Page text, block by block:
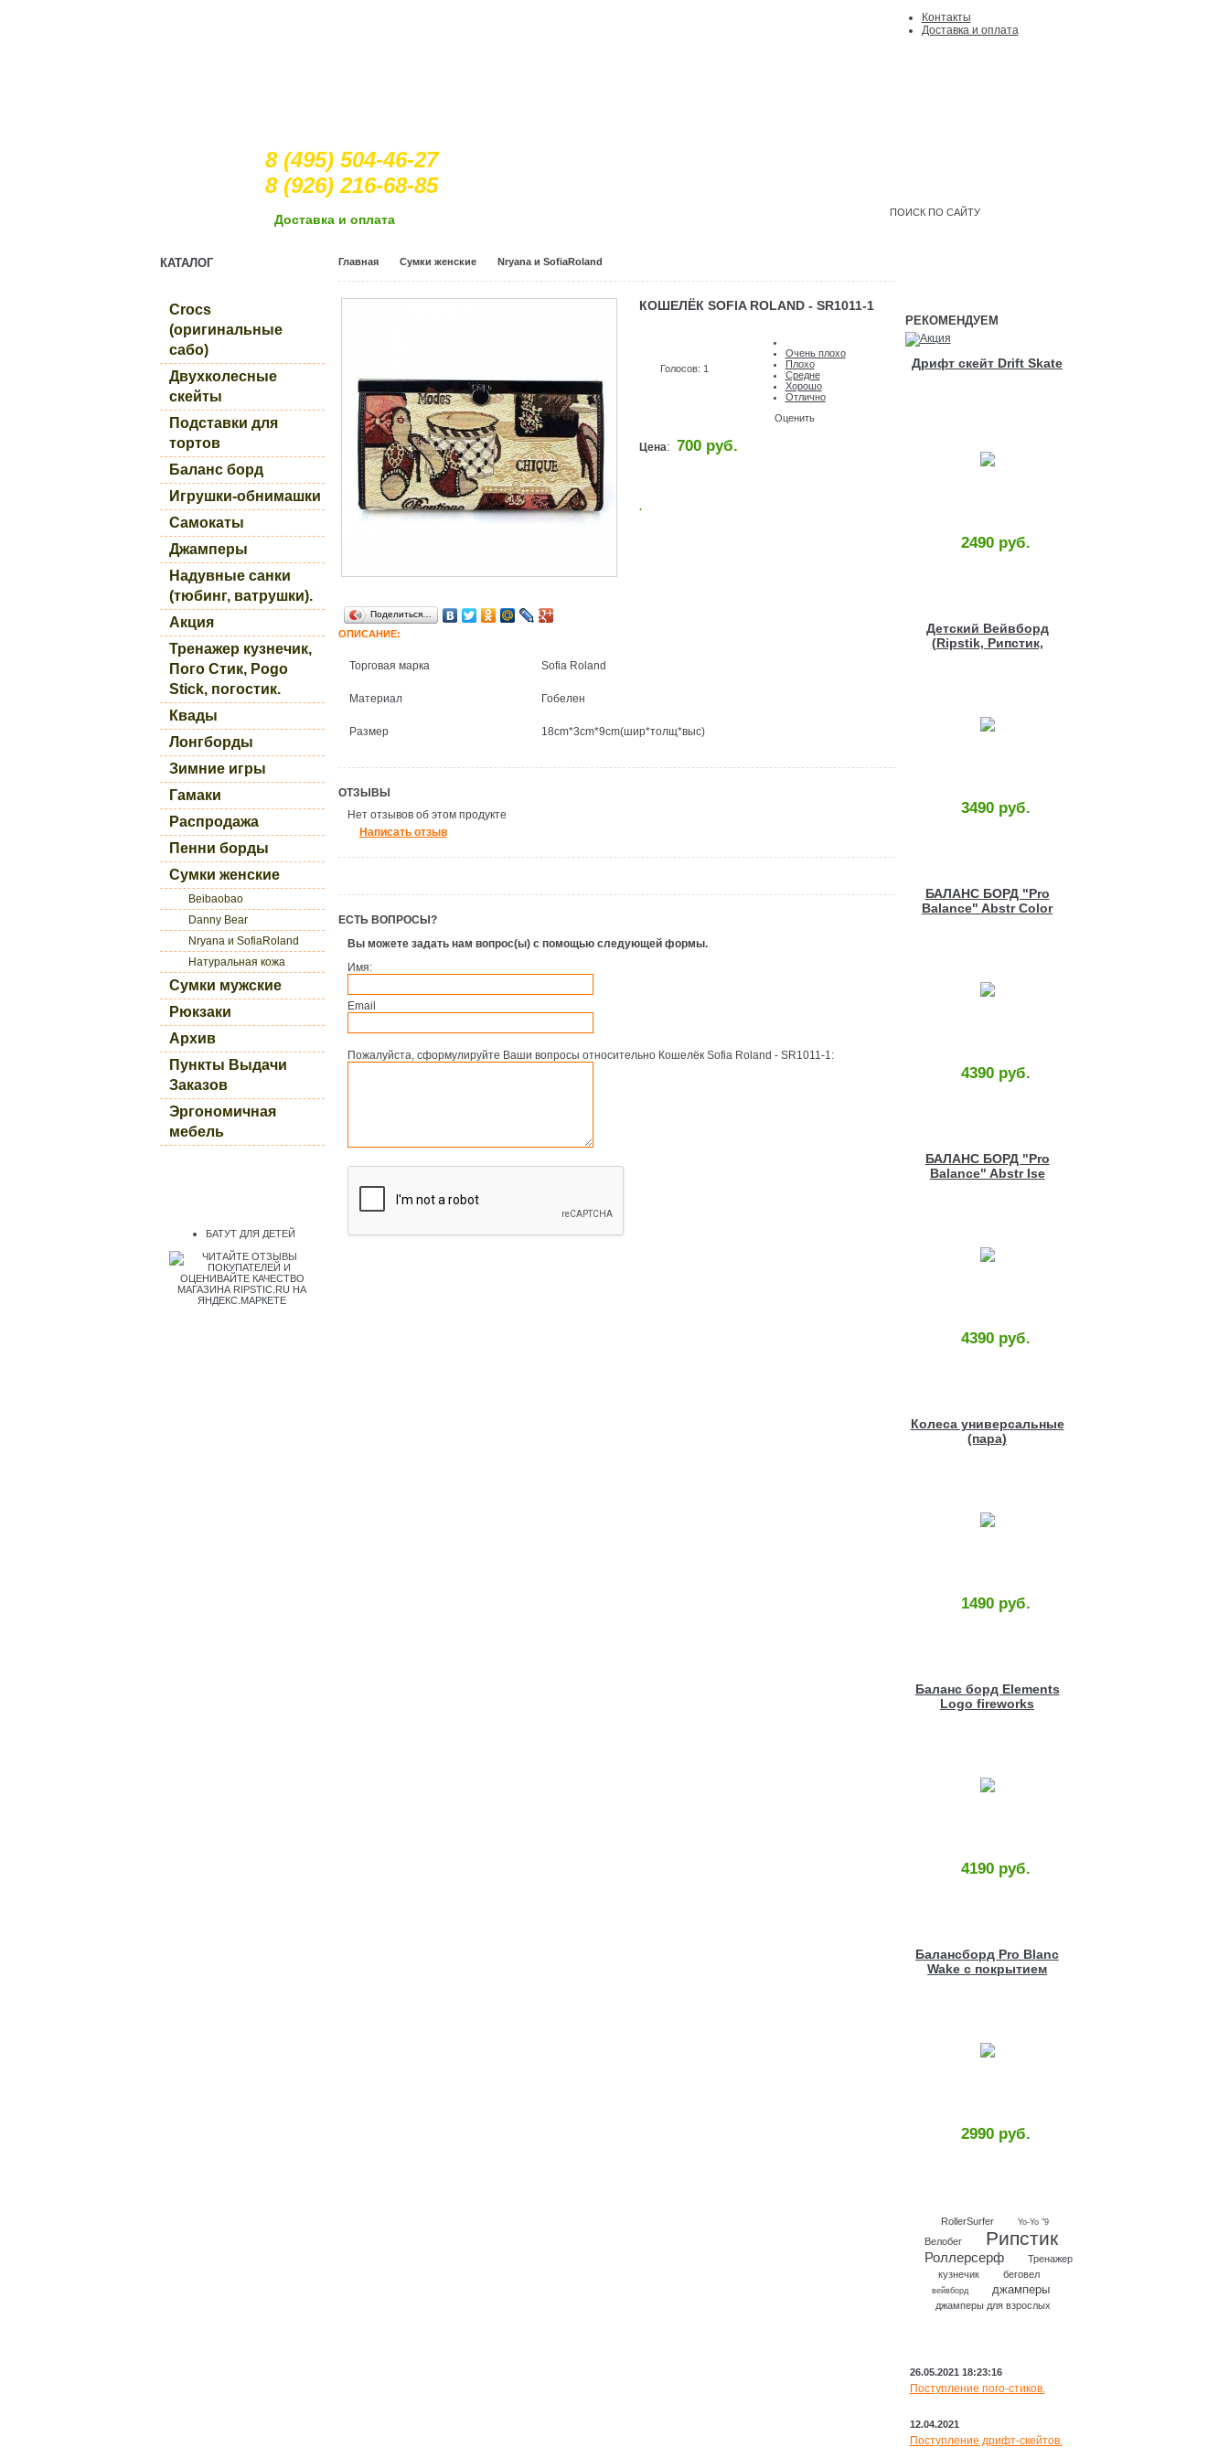
8 (495) 504-46-27
8 (926) 216-68-85
Контакты
Доcтавка и оплата
Доcтавка и оплата
КАТАЛОГ
Crocs
(оригинальные
сабо)
Двухколесные
скейты
Подставки для
тортов
Баланс борд
Игрушки-обнимашки
Самокаты
Джамперы
Надувные санки
(тюбинг, ватрушки).
Акция
Тренажер кузнечик,
Пого Стик, Pogo
Stick, погостик.
Квады
Лонгборды
Зимние игры
Гамаки
Распродажа
Пенни борды
Сумки женские
Beibaobao
Danny Bear
Nryana и SofiaRoland
Натуральная кожа
Сумки мужские
Рюкзаки
Архив
Пункты Выдачи
Заказов
Эргономичная
мебель
БАТУТ ДЛЯ ДЕТЕЙ
Главная Сумки женские Nryana и SofiaRoland
КОШЕЛЁК SOFIA ROLAND - SR1011-1
Голосов: 1
Очень плохо
Плохо
Средне
Хорошо
Отлично
Оценить
Цена: 700 руб.
.
Поделиться…
ОПИСАНИЕ:
Торговая марка Sofia Roland
Материал Гобелен
Размер 18cm*3cm*9cm(шир*толщ*выс)
ОТЗЫВЫ
Нет отзывов об этом продукте
Написать отзыв
ЕСТЬ ВОПРОСЫ?
Вы можете задать нам вопрос(ы) с помощью следующей формы.
Имя:
Email
Пожалуйста, сформулируйте Ваши вопросы относительно Кошелёк Sofia Roland - SR1011-1:
РЕКОМЕНДУЕМ
Дрифт скейт Drift Skate
2490 руб.
Детский Вейвборд
(Ripstik, Рипстик,
3490 руб.
БАЛАНС БОРД "Pro
Balance" Abstr Color
4390 руб.
БАЛАНС БОРД "Pro
Balance" Abstr Ise
4390 руб.
Колеса универсальные
(пара)
1490 руб.
Баланс борд Elements
Logo fireworks
4190 руб.
Балансборд Pro Blanc
Wake с покрытием
2990 руб.
RollerSurfer Yo-Yo "9
Велобег Рипстик
Роллерсерф
Тренажер
кузнечик
беговел
вейвборд джамперы
джамперы для взрослых
26.05.2021 18:23:16
Поступление пого-стиков.
12.04.2021
Поступление дрифт-скейтов.